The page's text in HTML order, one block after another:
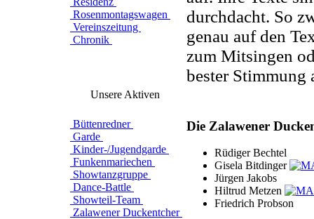
Rosenmontagswagen
Vereinszeitung
Chronik
Unsere Aktiven
Büttenredner
Garde
Kinder-/Jugendgarde
Funkenmariechen
Showtanzgruppe
Dance-Battle
Showteil-Team
Zalawener Duckentcher
durchdacht. So
genau auf den
zum Mitsingen
bester Stimmung
Die Zalawener
Rüdiger Bechtel
Gisela Bitdinger
Jürgen Jakobs
Hiltrud Metzen
Friedrich Probson